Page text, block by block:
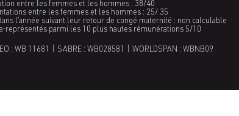
entre les femmes et les hommes : 38/40
entre les femmes et les hommes : 25/ 35
l’année suivant leur retour de congé maternité : non calculable
représentés parmi les 10 plus hautes rémunérations 5/10
: WB 11681 | SABRE : WB028581 | WORLDSPAN : WBNB09